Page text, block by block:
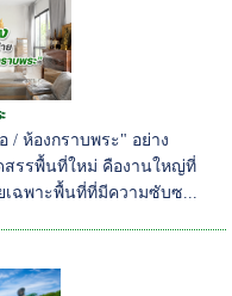
/ ห้องกราบพระ" อย่าง
สรรพื้นที่ใหม่ คืองานใหญ่ที่
เฉพาะพื้นที่ที่มีความซับซ...